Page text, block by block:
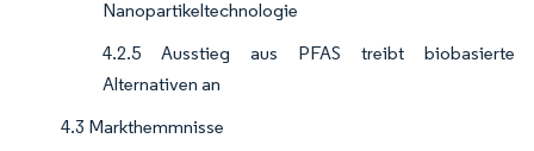
Nanopartikeltechnologie
4.2.5 Ausstieg aus PFAS treibt biobasierte
Alternativen an
4.3 Markthemmnisse